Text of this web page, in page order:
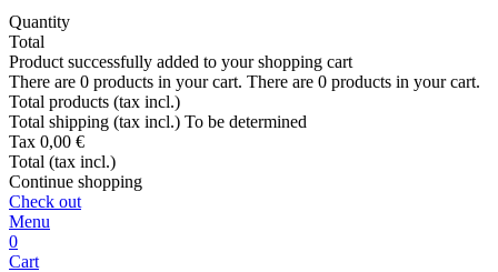
Quantity
Total
Product successfully added to your shopping cart
There are 0 products in your cart. There are 0 products in your cart.
Total products (tax incl.)
Total shipping (tax incl.) To be determined
Tax 0,00 €
Total (tax incl.)
Continue shopping
Check out
Menu
0
Cart